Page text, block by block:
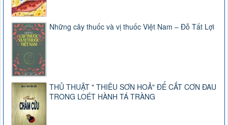
Những cây thuốc và vị thuốc Việt Nam – Đỗ Tất Lợi
THỦ THUẬT " THIÊU SƠN HOẢ" ĐỂ CẮT CƠN ĐAU
TRONG LOÉT HÀNH TÁ TRÀNG